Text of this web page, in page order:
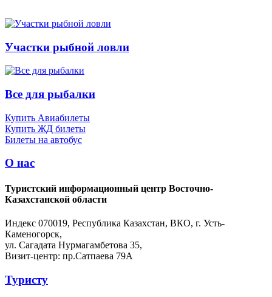
Участки рыбной ловли
Все для рыбалки
Купить Авиабилеты
Купить ЖД билеты
Билеты на автобус
О нас
Туристский информационный центр Восточно-
Казахстанской области
Индекс 070019, Республика Казахстан, ВКО, г. Усть-
Каменогорск,
ул. Сагадата Нурмагамбетова 35,
Визит-центр: пр.Сатпаева 79А
Туристу